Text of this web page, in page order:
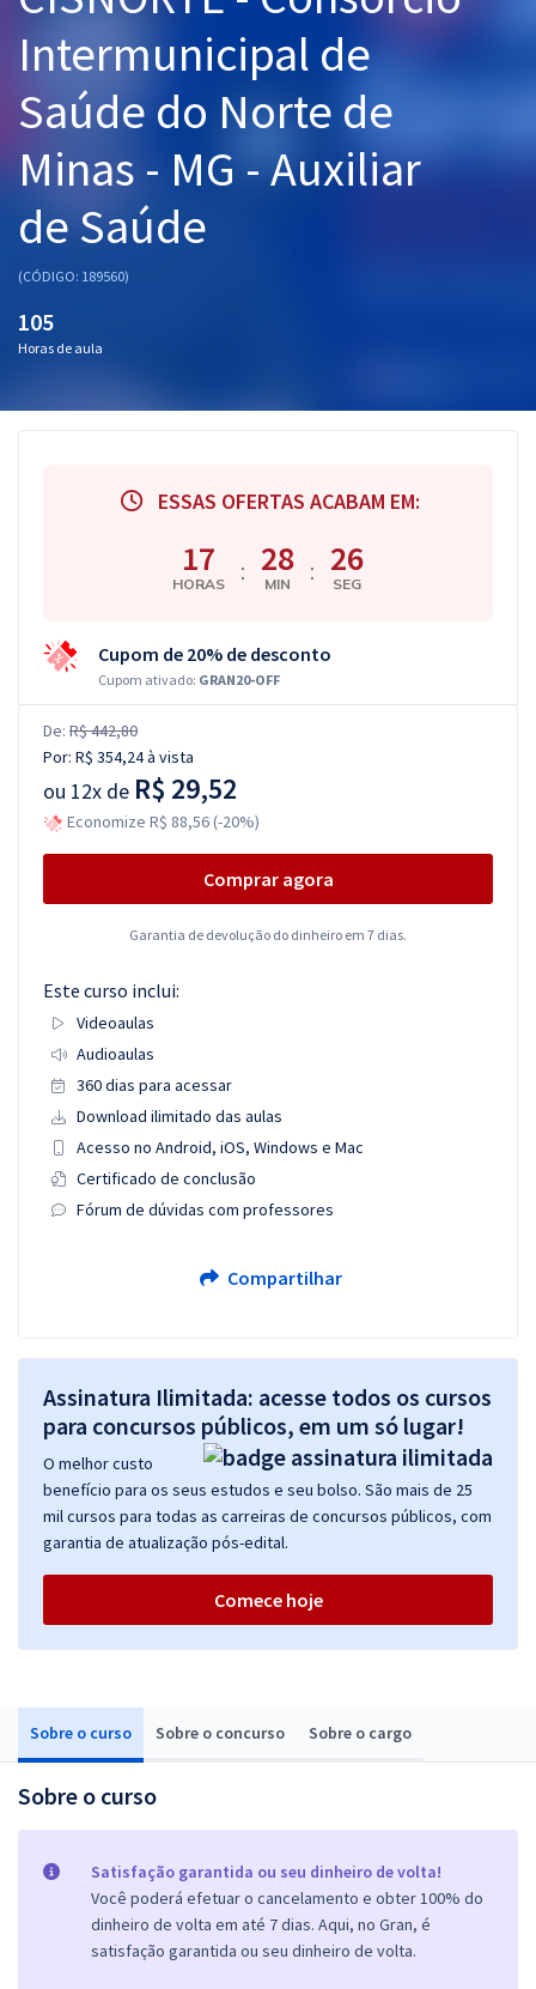
Graduação
Mentorias
Questões grátis
Blog
Intermunicipal de
Saúde do Norte de
Minas - MG - Auxiliar
de Saúde
(CÓDIGO: 189560)
105
Horas de aula
Sobre o curso Sobre o concurso Sobre o cargo
Sobre o curso
Satisfação garantida ou seu dinheiro de volta!
Você poderá efetuar o cancelamento e obter 100% do
dinheiro de volta em até 7 dias. Aqui, no Gran, é
satisfação garantida ou seu dinheiro de volta.
ESSAS OFERTAS ACABAM EM:
17
HORAS : 28
MIN : 25
SEG
Cupom de 20% de desconto
Cupom ativado: GRAN20-OFF
De: R$ 442,80
Por: R$ 354,24à vista
ou 12x de R$ 29,52
Economize R$ 88,56 (-20%)
Comprar agora
Garantia de devolução do dinheiro em 7 dias.
Este curso inclui:
Videoaulas
Audioaulas
360 dias para acessar
Download ilimitado das aulas
Acesso no Android, iOS, Windows e Mac
Certificado de conclusão
Fórum de dúvidas com professores
Compartilhar
Assinatura Ilimitada: acesse todos os cursos
para concursos públicos, em um só lugar!
O melhor custo
benefício para os seus estudos e seu bolso. São mais de 25
mil cursos para todas as carreiras de concursos públicos, com
garantia de atualização pós-edital.
Comece hoje